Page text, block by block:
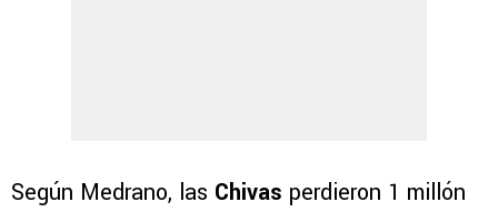
Según Medrano, las Chivas perdieron 1 millón